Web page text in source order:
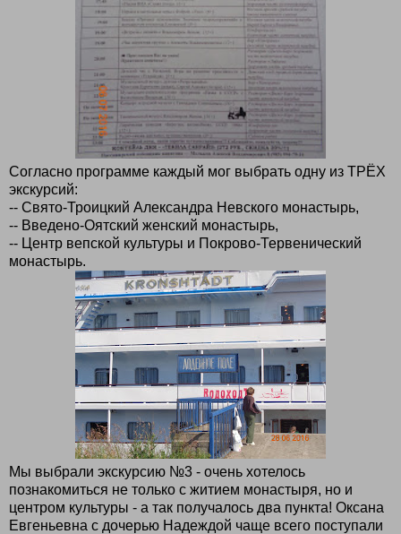
Согласно программе каждый мог выбрать одну из ТРЁХ
экскурсий:
-- Свято-Троицкий Александра Невского монастырь,
-- Введено-Оятский женский монастырь,
-- Центр вепской культуры и Покрово-Тервенический
монастырь.
Мы выбрали экскурсию №3 - очень хотелось
познакомиться не только с житием монастыря, но и
центром культуры - а так получалось два пункта! Оксана
Евгеньевна с дочерью Надеждой чаще всего поступали